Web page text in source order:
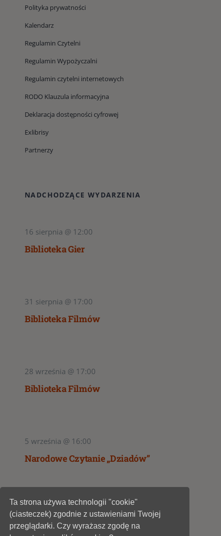
Polityka prywatności
Kalendarz
Regulamin Czytelni
Regulamin Wypożyczalni
Regulamin czytelni internetowych
RODO Klauzula informacyjna
Deklaracja dostępności cyfrowej
Exlibrisy
Partnerzy
NADCHODZĄCE WYDARZENIA
16 sierpnia @ 12:00
Biblioteka Gier
31 sierpnia @ 17:00
Biblioteka Filmów
28 września @ 17:00
Biblioteka Filmów
5 września @ 16:00
Narodowe Czytanie „Dziadów”
1
Ta strona używa technologii "cookie"
(ciasteczek) zgodnie z ustawieniami Twojej
przeglądarki. Czy wyrażasz zgodę na